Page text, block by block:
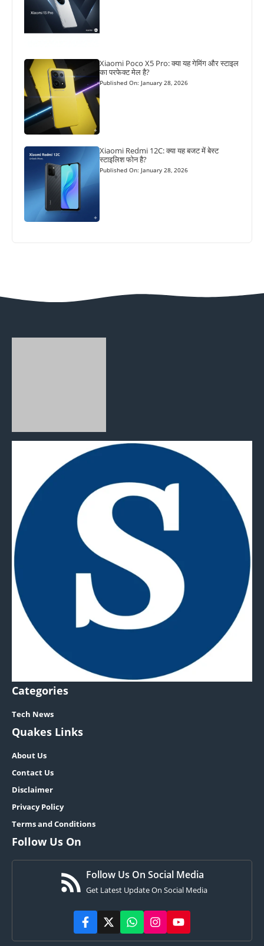
Xiaomi Poco X5 Pro: क्या यह गेमिंग और स्टाइल
का परफेक्ट मेल है?
Published On: January 28, 2026
Xiaomi Redmi 12C: क्या यह बजट में बेस्ट
स्टाइलिश फोन है?
Published On: January 28, 2026
Categories
Tech News
Quakes Links
About Us
Contact Us
Disclaimer
Privacy Policy
Terms and Conditions
Follow Us On
Follow Us On Social Media
Get Latest Update On Social Media